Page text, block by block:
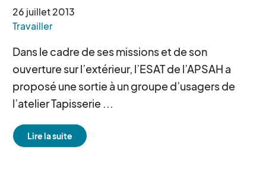
26 juillet2013
Travailler
Dans le cadre de ses missions et de son
ouverture sur l’extérieur, l’ESAT de l’APSAH a
proposé une sortie à un groupe d’usagers de
l’atelier Tapisserie ...
Lire la suite